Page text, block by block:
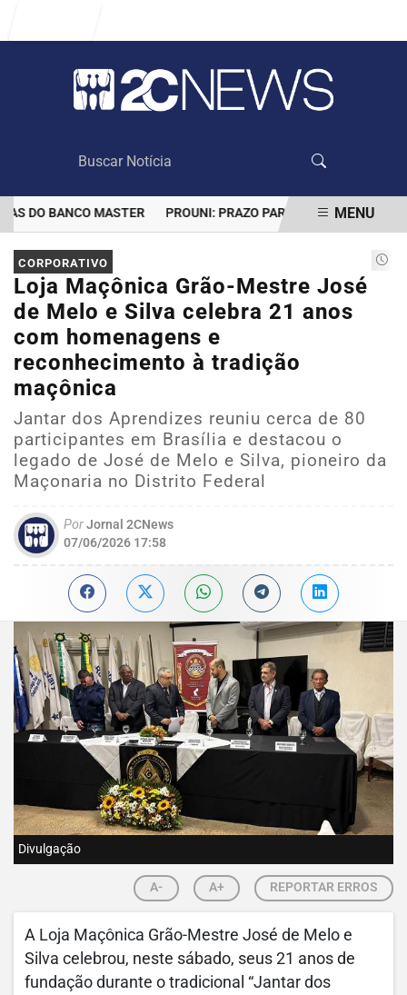
DO BANCO MASTER PROUNI: PRAZO PARA COMPROVAR
EM ALTA
MENU
CORPORATIVO
Loja Maçônica Grão-Mestre José
de Melo e Silva celebra 21 anos
com homenagens e
reconhecimento à tradição
maçônica
Jantar dos Aprendizes reuniu cerca de 80
participantes em Brasília e destacou o
legado de José de Melo e Silva, pioneiro da
Maçonaria no Distrito Federal
PorJornal 2CNews
07/06/2026 17:58
Divulgação
A- A+ REPORTAR ERROS
A Loja Maçônica Grão-Mestre José de Melo e
Silva celebrou, neste sábado, seus 21 anos de
fundação durante o tradicional “Jantar dos